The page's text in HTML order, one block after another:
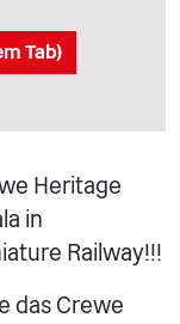
Tab)
Heritage
in
Railway!!!
das Crewe